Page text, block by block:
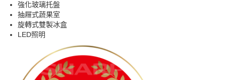
強化玻璃托盤
抽屜式蔬果室
旋轉式雙製冰盒
LED照明